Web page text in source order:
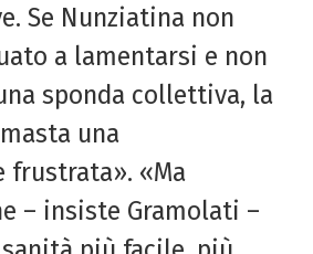
Se Nunziatina non
a lamentarsi e non
sponda collettiva, la
una
frustrata». «Ma
– insiste Gramolati –